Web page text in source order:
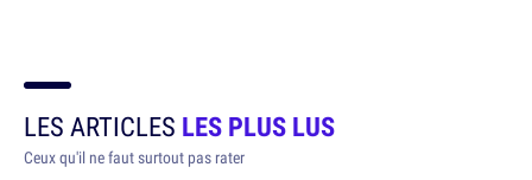
LES ARTICLES LES PLUS LUS
Ceux qu'il ne faut surtout pas rater